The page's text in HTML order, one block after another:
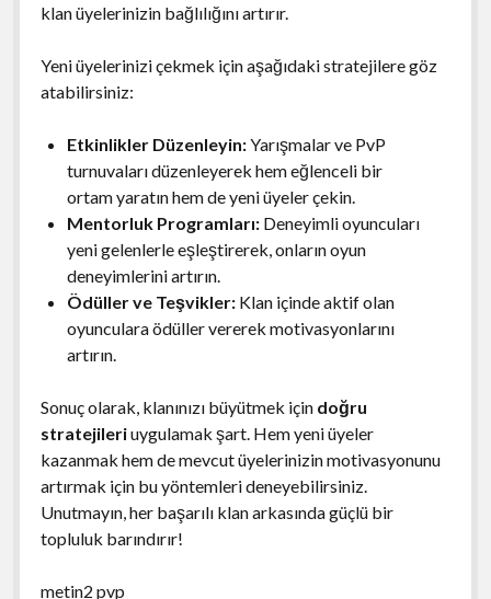
klan üyelerinizin bağlılığını artırır.
Yeni üyelerinizi çekmek için aşağıdaki stratejilere göz
atabilirsiniz:
Etkinlikler Düzenleyin:Yarışmalar ve PvP
turnuvaları düzenleyerek hem eğlenceli bir
ortam yaratın hem de yeni üyeler çekin.
Mentorluk Programları:Deneyimli oyuncuları
yeni gelenlerle eşleştirerek, onların oyun
deneyimlerini artırın.
Ödüller ve Teşvikler:Klan içinde aktif olan
oyunculara ödüller vererek motivasyonlarını
artırın.
Sonuç olarak, klanınızı büyütmek için doğru
stratejileriuygulamak şart. Hem yeni üyeler
kazanmak hem de mevcut üyelerinizin motivasyonunu
artırmak için bu yöntemleri deneyebilirsiniz.
Unutmayın, her başarılı klan arkasında güçlü bir
topluluk barındırır!
metin2 pvp